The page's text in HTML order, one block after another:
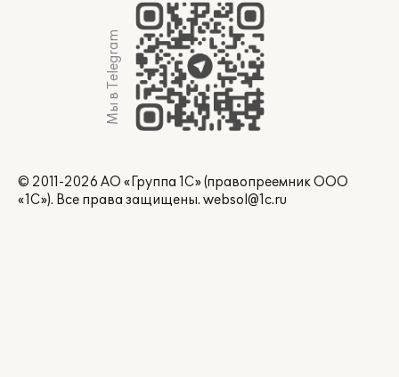
Мы в Telegram
© 2011-2026 АО «Группа 1С» (правопреемник ООО
«1С»). Все права защищены. websol@1c.ru